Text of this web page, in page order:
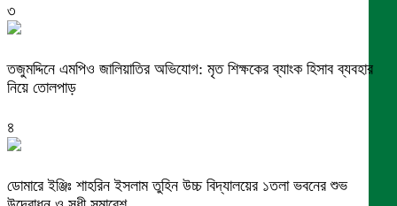
৩
তজুমদ্দিনে এমপিও জালিয়াতির অভিযোগ: মৃত শিক্ষকের ব্যাংক হিসাব ব্যবহার
নিয়ে তোলপাড়
৪
ডোমারে ইঞ্জিঃ শাহরিন ইসলাম তুহিন উচ্চ বিদ্যালয়ের ১তলা ভবনের শুভ